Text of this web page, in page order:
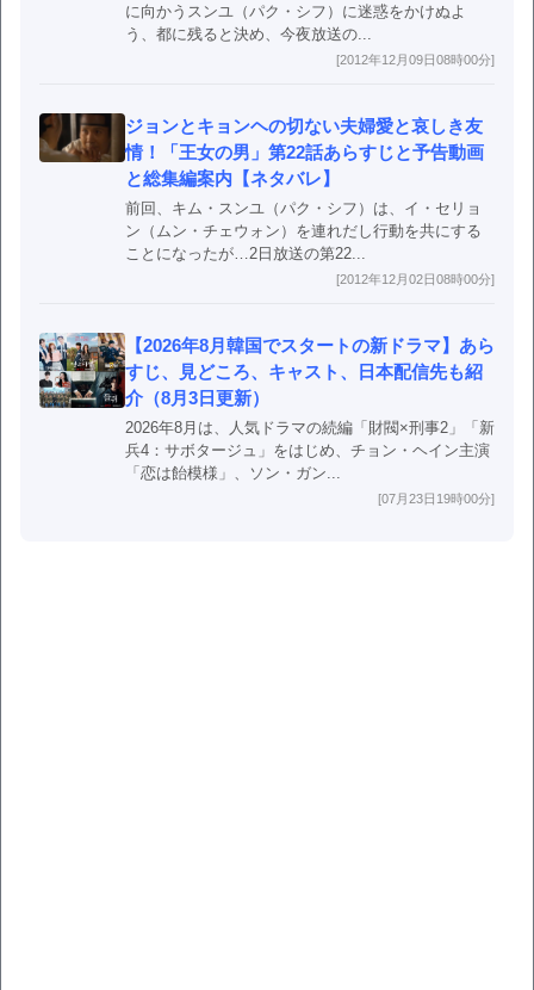
に向かうスンユ（パク・シフ）に迷惑をかけぬよ
う、都に残ると決め、今夜放送の...
[2012年12月09日08時00分]
ジョンとキョンヘの切ない夫婦愛と哀しき友
情！「王女の男」第22話あらすじと予告動画
と総集編案内【ネタバレ】
前回、キム・スンユ（パク・シフ）は、イ・セリョ
ン（ムン・チェウォン）を連れだし行動を共にする
ことになったが…2日放送の第22...
[2012年12月02日08時00分]
【2026年8月韓国でスタートの新ドラマ】あら
すじ、見どころ、キャスト、日本配信先も紹
介（8月3日更新）
2026年8月は、人気ドラマの続編「財閥×刑事2」「新
兵4：サボタージュ」をはじめ、チョン・ヘイン主演
「恋は飴模様」、ソン・ガン...
[07月23日19時00分]